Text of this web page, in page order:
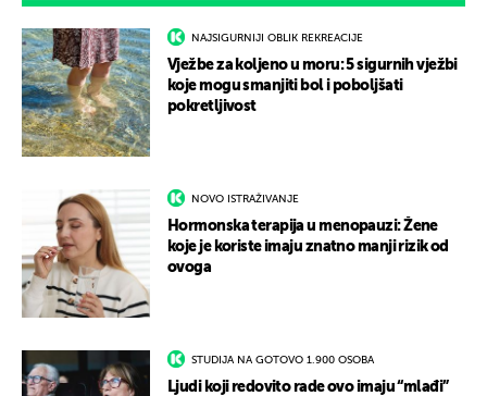
NAJSIGURNIJI OBLIK REKREACIJE
Vježbe za koljeno u moru: 5 sigurnih vježbi
koje mogu smanjiti bol i poboljšati
pokretljivost
NOVO ISTRAŽIVANJE
Hormonska terapija u menopauzi: Žene
koje je koriste imaju znatno manji rizik od
ovoga
STUDIJA NA GOTOVO 1.900 OSOBA
Ljudi koji redovito rade ovo imaju “mlađi”